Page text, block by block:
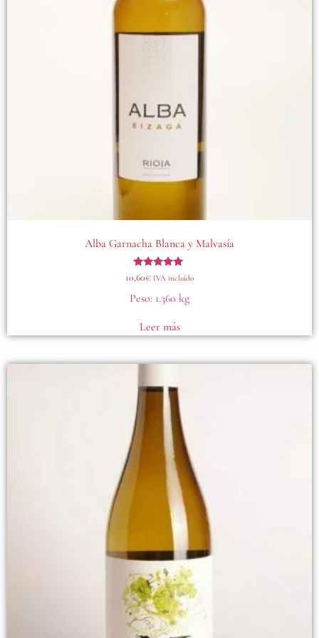
Alba Garnacha Blanca y Malvasía
Valorado
5.00
de 5
10,60€ IVA incluído
Peso: 1.360 kg
Leer más